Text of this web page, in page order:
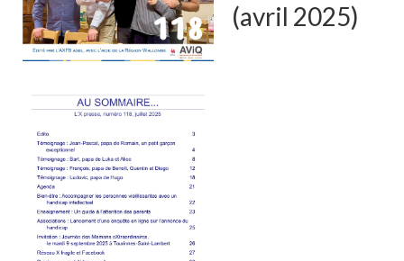
(avril 2025)